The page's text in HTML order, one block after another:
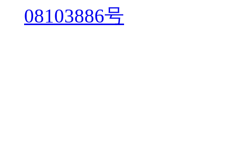
08103886号